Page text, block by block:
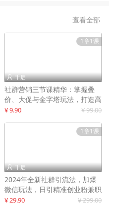
查看全部
1章1课
 千启
社群营销三节课精华：掌握叠
价、大促与金字塔玩法，打造高
效营销体系
¥ 9.90 ¥ 99.00
1章1课
 千启
2024年全新社群引流法，加爆
微信玩法，日引精准创业粉兼职
粉200+
¥ 29.90 ¥ 299.00